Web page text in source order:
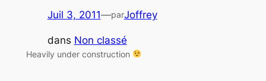
Juil 3, 2011—parJoffrey
dans Non classé
Heavily under construction